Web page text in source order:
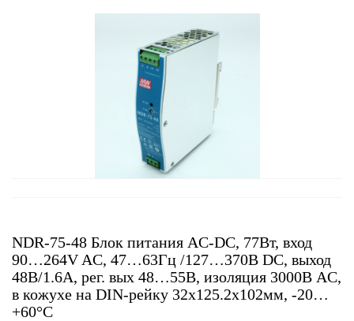
NDR-75-48 Блок питания AC-DC, 77Вт, вход
90…264V AC, 47…63Гц /127…370В DC, выход
48В/1.6A, рег. вых 48…55В, изоляция 3000В AC,
в кожухе на DIN-рейку 32х125.2х102мм, -20…
+60°С